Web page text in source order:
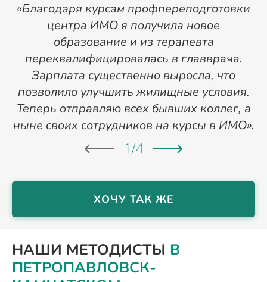
«Благодаря курсам профпереподготовки
центра ИМО я получила новое
образование и из терапевта
переквалифицировалась в главврача.
Зарплата существенно выросла, что
позволило улучшить жилищные условия.
Теперь отправляю всех бывших коллег, а
ныне своих сотрудников на курсы в ИМО».
1/4
ХОЧУ ТАК ЖЕ
НАШИ МЕТОДИСТЫ В
ПЕТРОПАВЛОВСК-